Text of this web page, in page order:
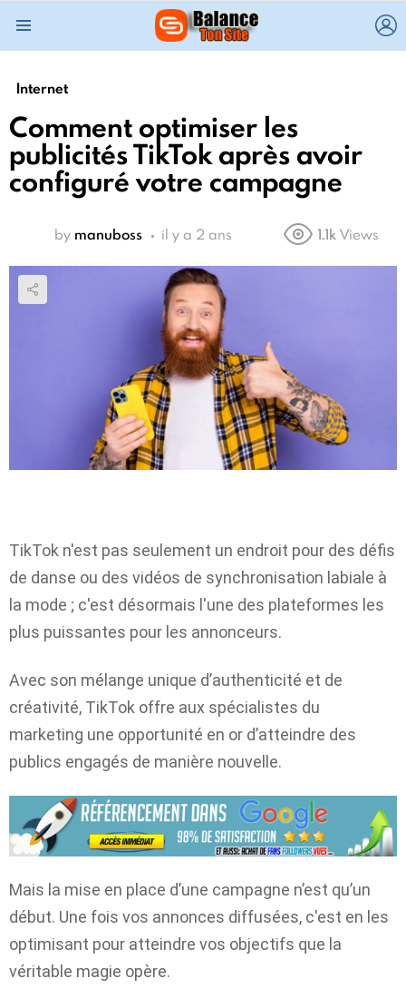
Internet
Comment optimiser les
publicités TikTok après avoir
configuré votre campagne
by manuboss il y a 2 ans 1.1k Views
TikTok n'est pas seulement un endroit pour des défis
de danse ou des vidéos de synchronisation labiale à
la mode ; c'est désormais l'une des plateformes les
plus puissantes pour les annonceurs.
Avec son mélange unique d’authenticité et de
créativité, TikTok offre aux spécialistes du
marketing une opportunité en or d’atteindre des
publics engagés de manière nouvelle.
Mais la mise en place d’une campagne n’est qu’un
début. Une fois vos annonces diffusées, c'est en les
optimisant pour atteindre vos objectifs que la
véritable magie opère.